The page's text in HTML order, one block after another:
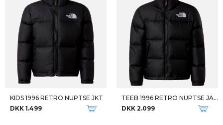
KIDS 1996 RETRO NUPTSE JKT
DKK 1.499
TEEB 1996 RETRO NUPTSE JACKET
DKK 2.099